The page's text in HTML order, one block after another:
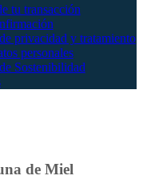
tu transacción
privacidad y tratamiento
personales
Sostenibilidad
de Miel